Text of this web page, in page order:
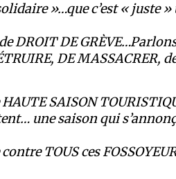
»…que c’est « juste »
DROIT DE
DE MASSACRER,
SAISON
une saison qui
TOUS ces